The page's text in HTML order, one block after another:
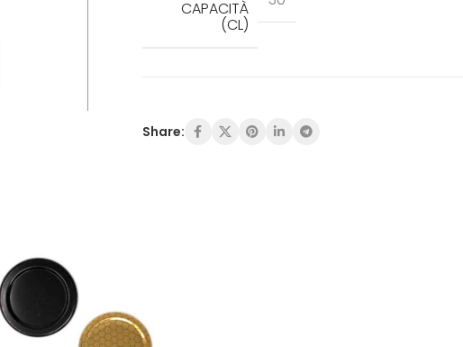
CAPACITÀ
(CL)
Share: